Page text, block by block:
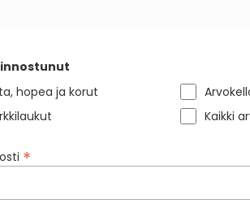
hopea ja korut
Kaikki
*